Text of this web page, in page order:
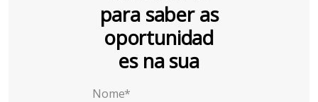
para saber as
oportunidad
es na sua
empresa
Nome*